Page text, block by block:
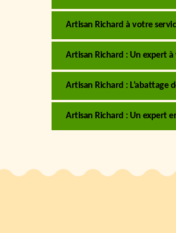
Artisan Richard à votre
Artisan Richard : Un expert à
Artisan Richard : L’abattage
Artisan Richard : Un expert